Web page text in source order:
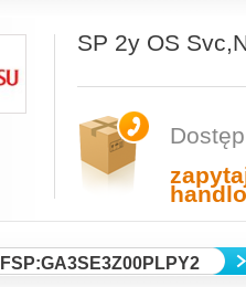
SP 2y OS
FSP:GA3SE3Z00PLPY2